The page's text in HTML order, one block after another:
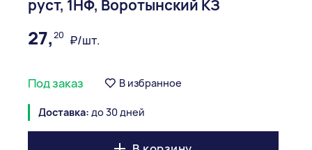
руст, 1НФ, Воротынский КЗ
27,20 ₽/шт.
Под заказ В избранное
Доставка: до 30 дней